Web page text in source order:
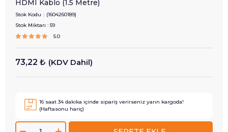
HDMI Kablo (1.5 Metre)
Stok Kodu
(1604260189)
Stok Miktarı : 59
5.0
73,22 ₺ (KDV Dahil)
16 saat34dakika içinde sipariş verirseniz yarın kargoda!
(Haftasonu hariç)